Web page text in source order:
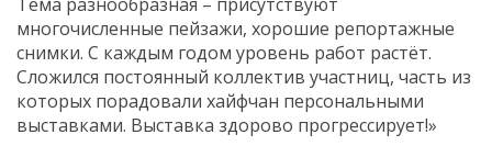
многочисленные пейзажи, хорошие репортажные
снимки. С каждым годом уровень работ растёт.
Сложился постоянный коллектив участниц, часть из
которых порадовали хайфчан персональными
выставками. Выставка здорово прогрессирует!»